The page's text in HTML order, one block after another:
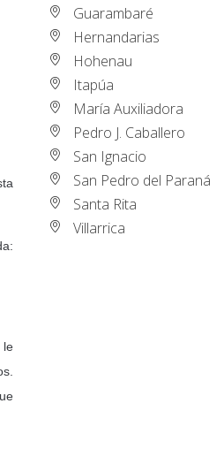
le
Guarambaré
Hernandarias
Hohenau
Itapúa
María Auxiliadora
Pedro J. Caballero
San Ignacio
San Pedro del Paraná
Santa Rita
Villarrica